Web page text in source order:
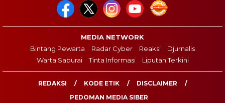
MEDIA NETWORK
Bintang Pewarta
Radar Cyber Reaksi
Djurnalis
Warta Saburai
Tinta Informasi Liputan Terkini
REDAKSI KODE ETIK
DISCLAIMER
PEDOMAN MEDIA SIBER